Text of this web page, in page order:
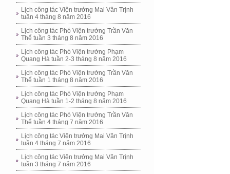
Lịch công tác Viện trưởng Mai Văn Trịnh
tuần 4 tháng 8 năm 2016
Lịch công tác Phó Viện trưởng Trần Văn
Thể tuần 3 tháng 8 năm 2016
Lịch công tác Phó Viện trưởng Phạm
Quang Hà tuần 2-3 tháng 8 năm 2016
Lịch công tác Phó Viện trưởng Trần Văn
Thể tuần 1 tháng 8 năm 2016
Lịch công tác Phó Viện trưởng Phạm
Quang Hà tuần 1-2 tháng 8 năm 2016
Lịch công tác Phó Viện trưởng Trần Văn
Thể tuần 4 tháng 7 năm 2016
Lịch công tác Viện trưởng Mai Văn Trịnh
tuần 4 tháng 7 năm 2016
Lịch công tác Viện trưởng Mai Văn Trịnh
tuần 3 tháng 7 năm 2016